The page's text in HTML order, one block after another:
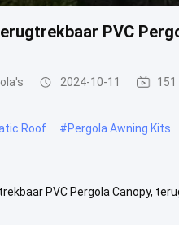
PVC
2024-10-11
Roof #Pergola Awning Kits
PVC Pergola Canopy,